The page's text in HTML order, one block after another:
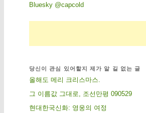
Bluesky @capcold
당신이 관심 있어할지 제가 알 길 없는 글
올해도 메리 크리스마스.
그 이름값 그대로, 조선만평 090529
현대한국신화: 영웅의 여정